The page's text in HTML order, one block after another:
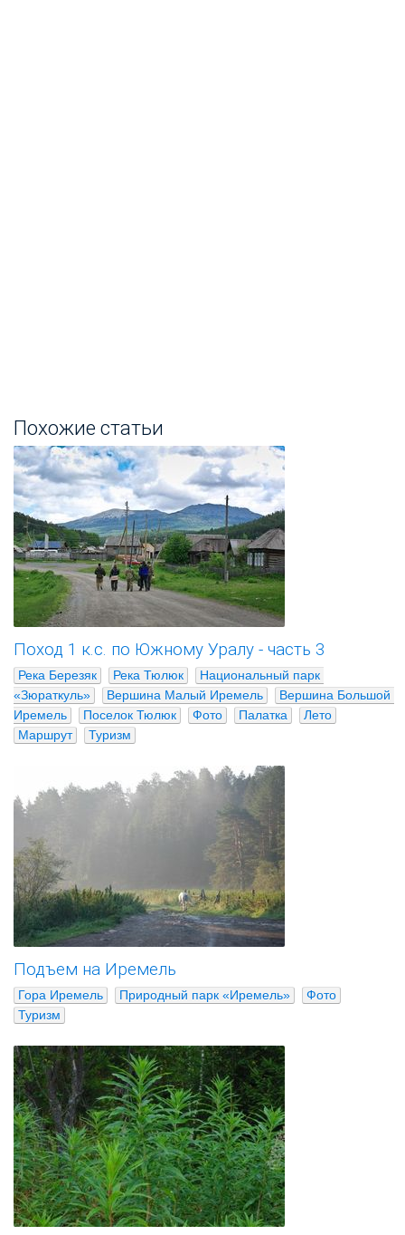
Похожие статьи
Поход 1 к.с. по Южному Уралу - часть 3
Река Березяк Река Тюлюк
Национальный парк
«Зюраткуль»
Вершина Малый Иремель
Вершина Большой
Иремель
Поселок Тюлюк Фото Палатка
Лето
Маршрут
Туризм
Подъем на Иремель
Гора Иремель Природный парк «Иремель»
Фото
Туризм